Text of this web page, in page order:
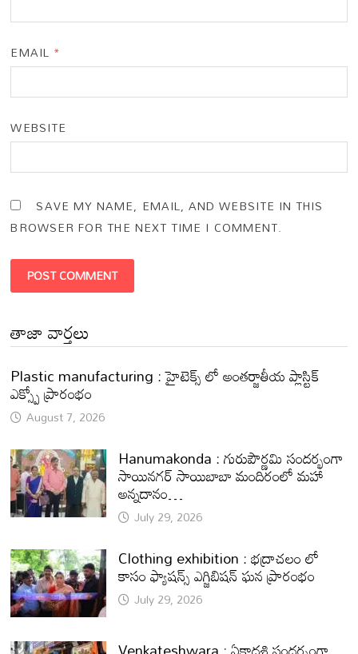
EMAIL *
WEBSITE
SAVE MY NAME, EMAIL, AND WEBSITE IN THIS
BROWSER FOR THE NEXT TIME I COMMENT.
తాజా వార్తలు
Plastic manufacturing : హైటెక్స్ లో అంతర్జాతీయ ప్లాస్టిక్
ఎక్స్పో ప్రారంభం
August 7, 2026
Hanumakonda : గురుపౌర్ణమి సందర్భంగా
సాయినగర్‌ సాయిబాబా మందిరంలో మహా
అన్నదానం…
July 29, 2026
Clothing exhibition : భద్రాచలం లో
కాసం ఫ్యాషన్స్ ఎగ్జిబిషన్ ఘన ప్రారంభం
July 29, 2026